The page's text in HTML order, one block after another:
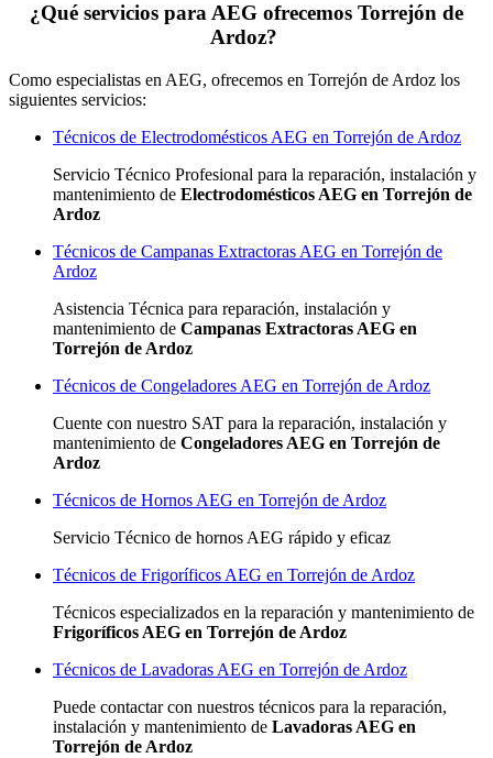
¿Qué servicios para AEG ofrecemos Torrejón de
Ardoz?
Como especialistas en AEG, ofrecemos en Torrejón de Ardoz los
siguientes servicios:
Técnicos de Electrodomésticos AEG en Torrejón de Ardoz
Servicio Técnico Profesional para la reparación, instalación y
mantenimiento de Electrodomésticos AEG en Torrejón de
Ardoz
Técnicos de Campanas Extractoras AEG en Torrejón de
Ardoz
Asistencia Técnica para reparación, instalación y
mantenimiento de Campanas Extractoras AEG en
Torrejón de Ardoz
Técnicos de Congeladores AEG en Torrejón de Ardoz
Cuente con nuestro SAT para la reparación, instalación y
mantenimiento de Congeladores AEG en Torrejón de
Ardoz
Técnicos de Hornos AEG en Torrejón de Ardoz
Servicio Técnico de hornos AEG rápido y eficaz
Técnicos de Frigoríficos AEG en Torrejón de Ardoz
Técnicos especializados en la reparación y mantenimiento de
Frigoríficos AEG en Torrejón de Ardoz
Técnicos de Lavadoras AEG en Torrejón de Ardoz
Puede contactar con nuestros técnicos para la reparación,
instalación y mantenimiento de Lavadoras AEG en
Torrejón de Ardoz